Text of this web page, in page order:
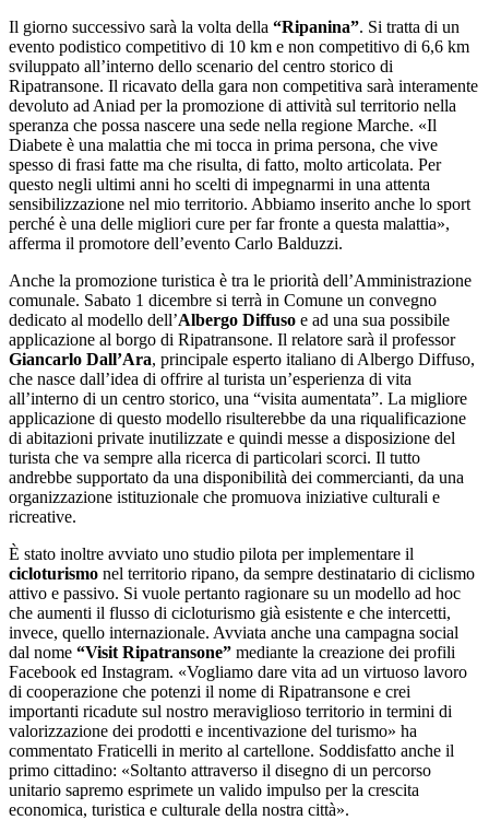
Il giorno successivo sarà la volta della “Ripanina”. Si tratta di un
evento podistico competitivo di 10 km e non competitivo di 6,6 km
sviluppato all’interno dello scenario del centro storico di
Ripatransone. Il ricavato della gara non competitiva sarà interamente
devoluto ad Aniad per la promozione di attività sul territorio nella
speranza che possa nascere una sede nella regione Marche. «Il
Diabete è una malattia che mi tocca in prima persona, che vive
spesso di frasi fatte ma che risulta, di fatto, molto articolata. Per
questo negli ultimi anni ho scelti di impegnarmi in una attenta
sensibilizzazione nel mio territorio. Abbiamo inserito anche lo sport
perché è una delle migliori cure per far fronte a questa malattia»,
afferma il promotore dell’evento Carlo Balduzzi.
Anche la promozione turistica è tra le priorità dell’Amministrazione
comunale. Sabato 1 dicembre si terrà in Comune un convegno
dedicato al modello dell’Albergo Diffuso e ad una sua possibile
applicazione al borgo di Ripatransone. Il relatore sarà il professor
Giancarlo Dall’Ara, principale esperto italiano di Albergo Diffuso,
che nasce dall’idea di offrire al turista un’esperienza di vita
all’interno di un centro storico, una “visita aumentata”. La migliore
applicazione di questo modello risulterebbe da una riqualificazione
di abitazioni private inutilizzate e quindi messe a disposizione del
turista che va sempre alla ricerca di particolari scorci. Il tutto
andrebbe supportato da una disponibilità dei commercianti, da una
organizzazione istituzionale che promuova iniziative culturali e
ricreative.
È stato inoltre avviato uno studio pilota per implementare il
cicloturismo nel territorio ripano, da sempre destinatario di ciclismo
attivo e passivo. Si vuole pertanto ragionare su un modello ad hoc
che aumenti il flusso di cicloturismo già esistente e che intercetti,
invece, quello internazionale. Avviata anche una campagna social
dal nome “Visit Ripatransone” mediante la creazione dei profili
Facebook ed Instagram. «Vogliamo dare vita ad un virtuoso lavoro
di cooperazione che potenzi il nome di Ripatransone e crei
importanti ricadute sul nostro meraviglioso territorio in termini di
valorizzazione dei prodotti e incentivazione del turismo» ha
commentato Fraticelli in merito al cartellone. Soddisfatto anche il
primo cittadino: «Soltanto attraverso il disegno di un percorso
unitario sapremo esprimete un valido impulso per la crescita
economica, turistica e culturale della nostra città».